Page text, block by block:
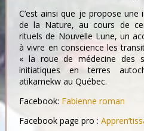
C’est ainsi que je propose
de la Nature, au cours de
rituels de Nouvelle Lune, un
à vivre en conscience les
« la roue de médecine des
initiatiques en terres
atikamekw au Québec.
Facebook: Fabienne roman
Facebook page pro :